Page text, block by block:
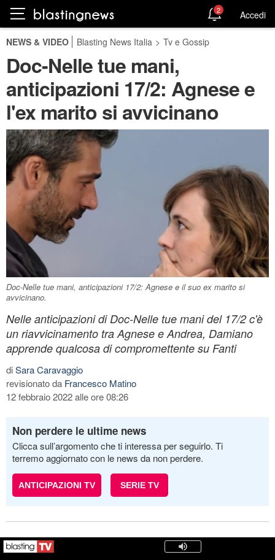
2 Accedi
NEWS & VIDEO Blasting News Italia > Tv e Gossip
Doc-Nelle tue mani,
anticipazioni 17/2: Agnese e
l'ex marito si avvicinano
Doc-Nelle tue mani, anticipazioni 17/2: Agnese e il suo ex marito si
avvicinano.
Nelle anticipazioni di Doc-Nelle tue mani del 17/2 c'è
un riavvicinamento tra Agnese e Andrea, Damiano
apprende qualcosa di compromettente su Fanti
diSara Caravaggio
revisionato da Francesco Matino
12 febbraio 2022 alle ore 08:26
Non perdere le ultime news
Clicca sull’argomento che ti interessa per seguirlo. Ti
terremo aggiornato con le news da non perdere.
ANTICIPAZIONI TV SERIE TV